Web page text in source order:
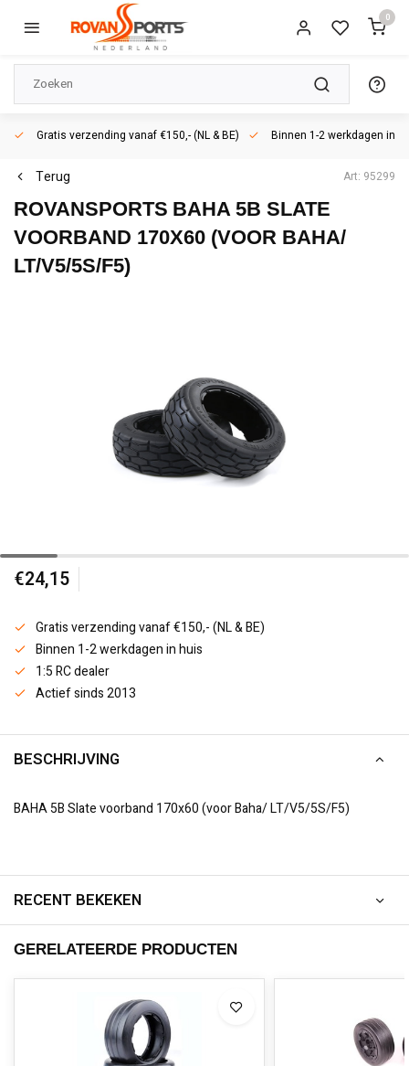
0
Gratis verzending vanaf €150,- (NL & BE) Binnen 1-2 werkdagen in
Terug Art: 95299
ROVANSPORTS BAHA 5B SLATE
VOORBAND 170X60 (VOOR BAHA/
LT/V5/5S/F5)
€24,15
Gratis verzending vanaf €150,- (NL & BE)
Binnen 1-2 werkdagen in huis
1:5 RC dealer
Actief sinds 2013
BESCHRIJVING
BAHA 5B Slate voorband 170x60 (voor Baha/ LT/V5/5S/F5)
RECENT BEKEKEN
GERELATEERDE PRODUCTEN